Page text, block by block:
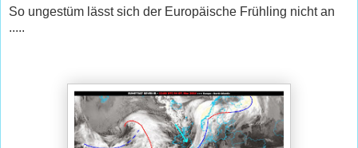
So ungestüm lässt sich der Europäische Frühling nicht an
.....